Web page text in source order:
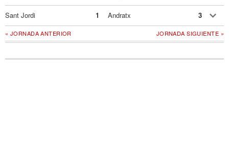
Sant Jordi 1 Andratx 3
JORNADA SIGUIENTE »
« JORNADA ANTERIOR